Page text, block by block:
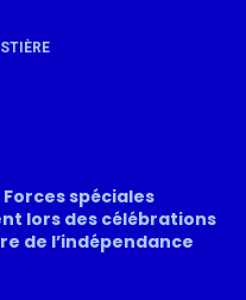
Forces spéciales
lors des célébrations
de l’indépendance